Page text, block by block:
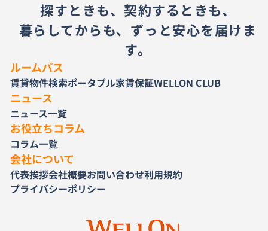
探すときも、契約するときも、
暮らしてからも、ずっと安心を届けま
す。
ルームパス
賃貸物件検索ポータブル家賃保証WELLON CLUB
ニュース
ニュース一覧
お役立ちコラム
コラム一覧
会社について
代表挨拶会社概要お問い合わせ利用規約
プライバシーポリシー